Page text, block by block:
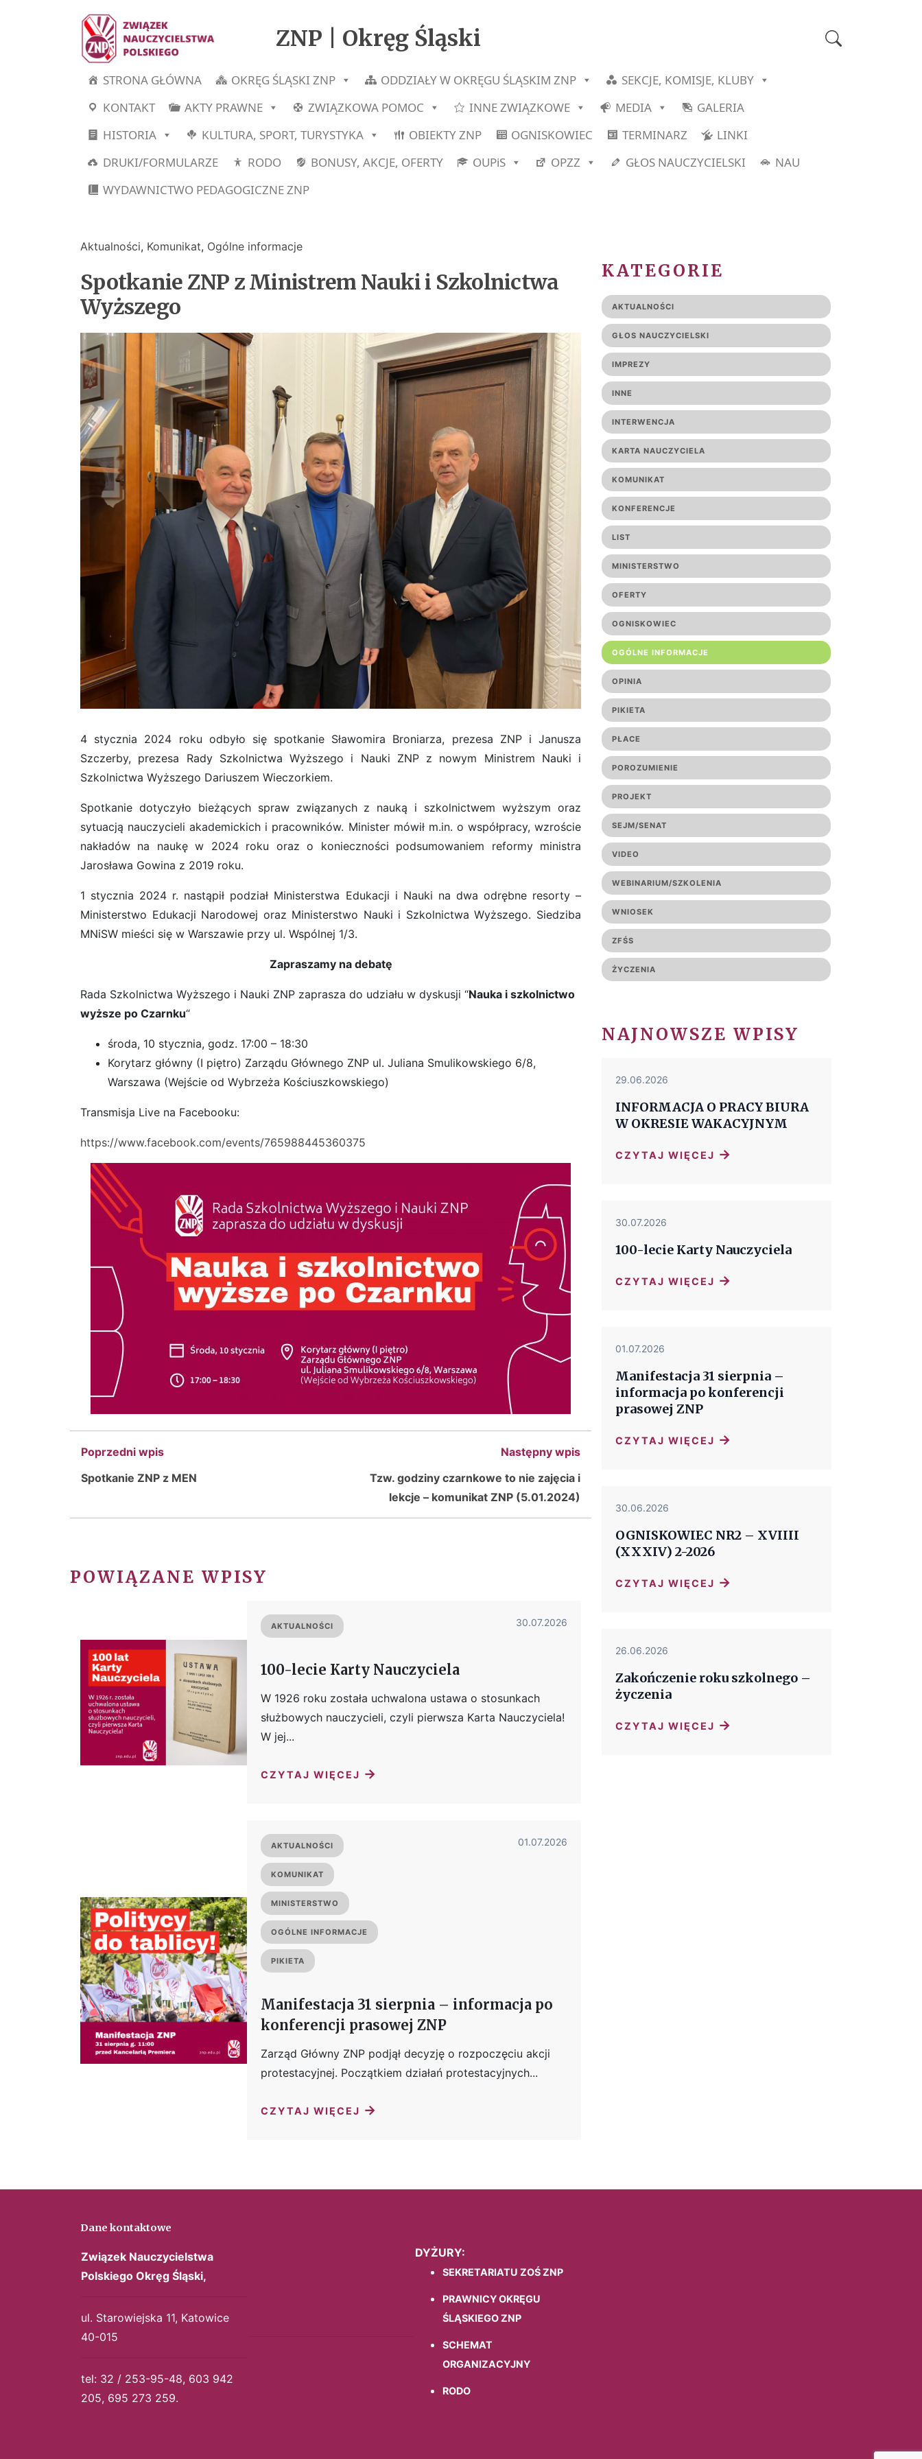
ZNP | Okręg Śląski
STRONA GŁÓWNA OKRĘG ŚLĄSKI ZNP ODDZIAŁY W OKRĘGU ŚLĄSKIM ZNP
SEKCJE, KOMISJE, KLUBY
KONTAKT
AKTY PRAWNE ZWIĄZKOWA POMOC INNE ZWIĄZKOWE MEDIA
GALERIA
HISTORIA
KULTURA, SPORT, TURYSTYKA OBIEKTY ZNP OGNISKOWIEC TERMINARZ
LINKI
DRUKI/FORMULARZE
RODO BONUSY, AKCJE, OFERTY OUPiS OPZZ GŁOS NAUCZYCIELSKI
NAU
WYDAWNICTWO PEDAGOGICZNE ZNP
Aktualności, Komunikat, Ogólne informacje
Spotkanie ZNP z Ministrem Nauki i Szkolnictwa
Wyższego
4 stycznia 2024 roku odbyło się spotkanie Sławomira Broniarza, prezesa ZNP i Janusza
Szczerby, prezesa Rady Szkolnictwa Wyższego i Nauki ZNP z nowym Ministrem Nauki i
Szkolnictwa Wyższego Dariuszem Wieczorkiem.
Spotkanie dotyczyło bieżących spraw związanych z nauką i szkolnictwem wyższym oraz
sytuacją nauczycieli akademickich i pracowników. Minister mówił m.in. o współpracy, wzroście
nakładów na naukę w 2024 roku oraz o konieczności podsumowaniem reformy ministra
Jarosława Gowina z 2019 roku.
1 stycznia 2024 r. nastąpił podział Ministerstwa Edukacji i Nauki na dwa odrębne resorty –
Ministerstwo Edukacji Narodowej oraz Ministerstwo Nauki i Szkolnictwa Wyższego. Siedziba
MNiSW mieści się w Warszawie przy ul. Wspólnej 1/3.
Zapraszamy na debatę
Rada Szkolnictwa Wyższego i Nauki ZNP zaprasza do udziału w dyskusji “Nauka i szkolnictwo
wyższe po Czarnku“
środa, 10 stycznia, godz. 17:00 – 18:30
Korytarz główny (I piętro) Zarządu Głównego ZNP ul. Juliana Smulikowskiego 6/8,
Warszawa (Wejście od Wybrzeża Kościuszkowskiego)
Transmisja Live na Facebooku:
https://www.facebook.com/events/765988445360375
Poprzedni wpis
Spotkanie ZNP z MEN
Następny wpis
Tzw. godziny czarnkowe to nie zajęcia i
lekcje – komunikat ZNP (5.01.2024)
POWIĄZANE WPISY
AKTUALNOŚCI 30.07.2026
100-lecie Karty Nauczyciela
W 1926 roku została uchwalona ustawa o stosunkach
służbowych nauczycieli, czyli pierwsza Karta Nauczyciela!
W jej...
CZYTAJ WIĘCEJ →
AKTUALNOŚCI
KOMUNIKAT
MINISTERSTWO
OGÓLNE INFORMACJE
PIKIETA
01.07.2026
Manifestacja 31 sierpnia – informacja po
konferencji prasowej ZNP
Zarząd Główny ZNP podjął decyzję o rozpoczęciu akcji
protestacyjnej. Początkiem działań protestacyjnych...
CZYTAJ WIĘCEJ →
KATEGORIE
AKTUALNOŚCI
GŁOS NAUCZYCIELSKI
IMPREZY
INNE
INTERWENCJA
KARTA NAUCZYCIELA
KOMUNIKAT
KONFERENCJE
LIST
MINISTERSTWO
OFERTY
OGNISKOWIEC
OGÓLNE INFORMACJE
OPINIA
PIKIETA
PŁACE
POROZUMIENIE
PROJEKT
SEJM/SENAT
VIDEO
WEBINARIUM/SZKOLENIA
WNIOSEK
ZFŚS
ŻYCZENIA
NAJNOWSZE WPISY
29.06.2026
INFORMACJA O PRACY BIURA
W OKRESIE WAKACYJNYM
CZYTAJ WIĘCEJ →
30.07.2026
100-lecie Karty Nauczyciela
CZYTAJ WIĘCEJ →
01.07.2026
Manifestacja 31 sierpnia –
informacja po konferencji
prasowej ZNP
CZYTAJ WIĘCEJ →
30.06.2026
OGNISKOWIEC NR2 – XVIIII
(XXXIV) 2-2026
CZYTAJ WIĘCEJ →
26.06.2026
Zakończenie roku szkolnego –
życzenia
CZYTAJ WIĘCEJ →
Dane kontaktowe
Związek Nauczycielstwa
Polskiego Okręg Śląski,
ul. Starowiejska 11, Katowice
40-015
tel: 32 / 253-95-48, 603 942
205, 695 273 259.
DYŻURY:
SEKRETARIATU ZOŚ ZNP
PRAWNICY OKRĘGU
ŚLĄSKIEGO ZNP
SCHEMAT
ORGANIZACYJNY
RODO